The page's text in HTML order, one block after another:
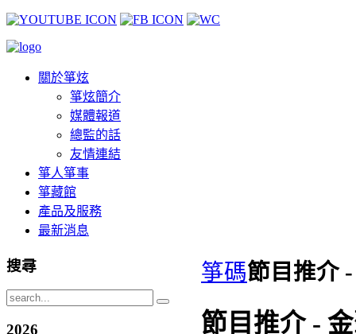
關於箏炫
箏炫簡介
媒體報道
總監的話
友情連結
箏人箏事
箏藏館
產品及服務
最新消息
箏碼節目推介
節目推介 -
搜尋
2026